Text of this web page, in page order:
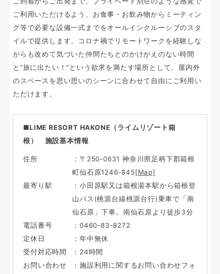
ご利用いただけるよう、お食事・お飲み物からミーティン
グ等で必要な設備一式までをオールインクルーシブのスタ
イルで提供します。コロナ禍でリモートワークを経験しな
がらも改めて気づいた仲間たちとのかけがえのない時間
と”旅に出たい！”という欲求を満たす場所として、屋内外
のスペースを思い思いのシーンに合わせて自由にご利用い
ただけます。
■LIME RESORT HAKONE（ライムリゾート箱
根） 施設基本情報
住所
：〒250-0631 神奈川県足柄下郡箱根
町仙石原1246-845[Map]
最寄り駅
：小田原駅又は箱根湯本駅から箱根登
山バス(桃源台線桃源台行)乗車で「南
仙石原」下車。南仙石原より徒歩3分
電話番号
：0460-83-8272
定休日
：年中無休
受付対応時間
：24時間
お問い合わせ
：施設利用に関するお問い合わせフォ